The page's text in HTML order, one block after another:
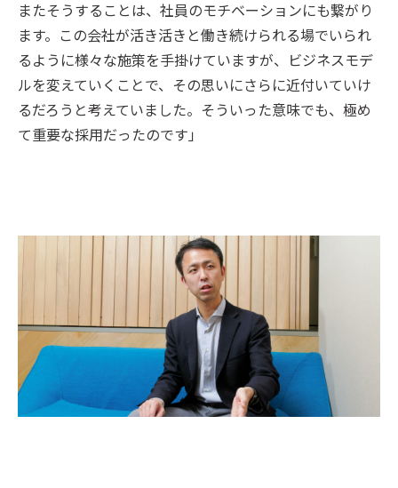
またそうすることは、社員のモチベーションにも繋がり
ます。この会社が活き活きと働き続けられる場でいられ
るように様々な施策を手掛けていますが、ビジネスモデ
ルを変えていくことで、その思いにさらに近付いていけ
るだろうと考えていました。そういった意味でも、極め
て重要な採用だったのです」